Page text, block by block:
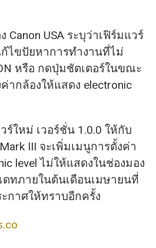
Canon USA ระบุว่าเฟิร์มแวร์
ไขปัยหาการทำงานที่ไม่
หรือ กดปุ่มชัตเตอร์ในขณะ
ากล้องให้แสดง electronic
ใหม่ เวอร์ชั่น 1.0.0 ให้กับ
III จะเพิ่มเมนูการตั้งค่า
level ไม่ให้แสดงในช่องมอง
ทภายในต้นเดือนเมษายนที่
กาศให้ทราบอีกครั้ง